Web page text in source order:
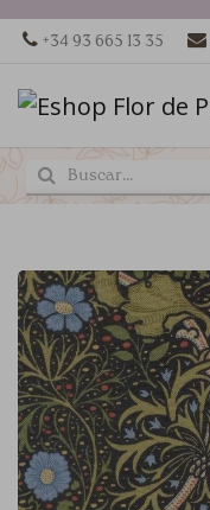
+34 93 665 13 35